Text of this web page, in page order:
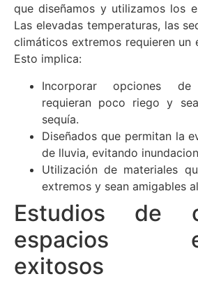
que diseñamos y utilizamos los
Las elevadas temperaturas, las
climáticos extremos requieren un
Esto implica:
Incorporar opciones
requieran poco riego y
sequía.
Diseñados que permitan la
de lluvia, evitando
Utilización de materiales
extremos y sean amigables
Estudios de
espacios
exitosos